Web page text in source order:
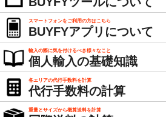
スマートフォンをご利用の方はこちら
BUYFYアプリについて
輸入の際に気を付けるべき様々なこと
個人輸入の基礎知識
各エリアの代行手数料を計算
代行手数料の計算
重量とサイズから概算送料を計算